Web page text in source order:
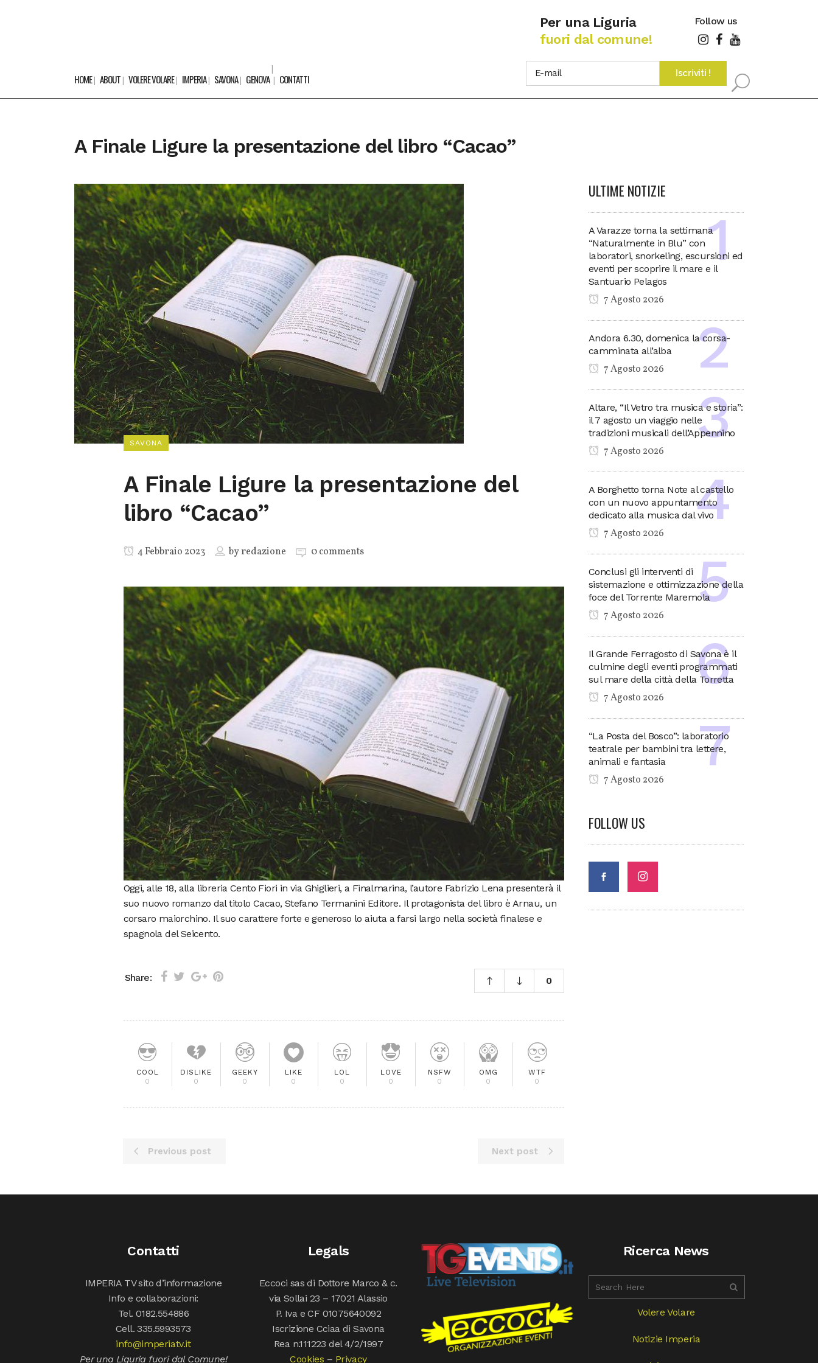
Per una Liguria
fuori dal comune!
Follow us
HOME ABOUT VOLERE VOLARE IMPERIA SAVONA GENOVA CONTATTI
A Finale Ligure la presentazione del libro “Cacao”
SAVONA
A Finale Ligure la presentazione del
libro “Cacao”
4 Febbraio 2023 byredazione 0 comments
Oggi, alle 18, alla libreria Cento Fiori in via Ghiglieri, a Finalmarina, l’autore Fabrizio Lena presenterà il
suo nuovo romanzo dal titolo Cacao, Stefano Termanini Editore. Il protagonista del libro è Arnau, un
corsaro maiorchino. Il suo carattere forte e generoso lo aiuta a farsi largo nella società finalese e
spagnola del Seicento.
Share: 0
COOL
0
DISLIKE
0
GEEKY
0
LIKE
0
LOL
0
LOVE
0
NSFW
0
OMG
0
WTF
0
Previous post Next post
ULTIME NOTIZIE
A Varazze torna la settimana
“Naturalmente in Blu” con
laboratori, snorkeling, escursioni ed
eventi per scoprire il mare e il
Santuario Pelagos
7 Agosto 2026
Andora 6.30, domenica la corsa-
camminata all’alba
7 Agosto 2026
Altare, “Il Vetro tra musica e storia”:
il 7 agosto un viaggio nelle
tradizioni musicali dell’Appennino
7 Agosto 2026
A Borghetto torna Note al castello
con un nuovo appuntamento
dedicato alla musica dal vivo
7 Agosto 2026
Conclusi gli interventi di
sistemazione e ottimizzazione della
foce del Torrente Maremola
7 Agosto 2026
Il Grande Ferragosto di Savona è il
culmine degli eventi programmati
sul mare della città della Torretta
7 Agosto 2026
“La Posta del Bosco”: laboratorio
teatrale per bambini tra lettere,
animali e fantasia
7 Agosto 2026
FOLLOW US
Contatti
IMPERIA TV sito d’informazione
Info e collaborazioni:
Tel. 0182.554886
Cell. 335.5993573
info@imperiatv.it
Per una Liguria fuori dal Comune!
Legals
Eccoci sas di Dottore Marco & c.
via Sollai 23 – 17021 Alassio
P. Iva e CF 01075640092
Iscrizione Cciaa di Savona
Rea n.111223 del 4/2/1997
Cookies – Privacy
Ricerca News
Volere Volare
Notizie Imperia